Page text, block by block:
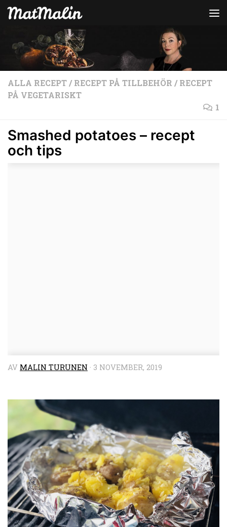
Hoppa till innehåll
ALLA RECEPT/ RECEPT PÅ TILLBEHÖR / RECEPT
PÅ VEGETARISKT
1
Smashed potatoes – recept
och tips
AV MALIN TURUNEN · 3 NOVEMBER, 2019